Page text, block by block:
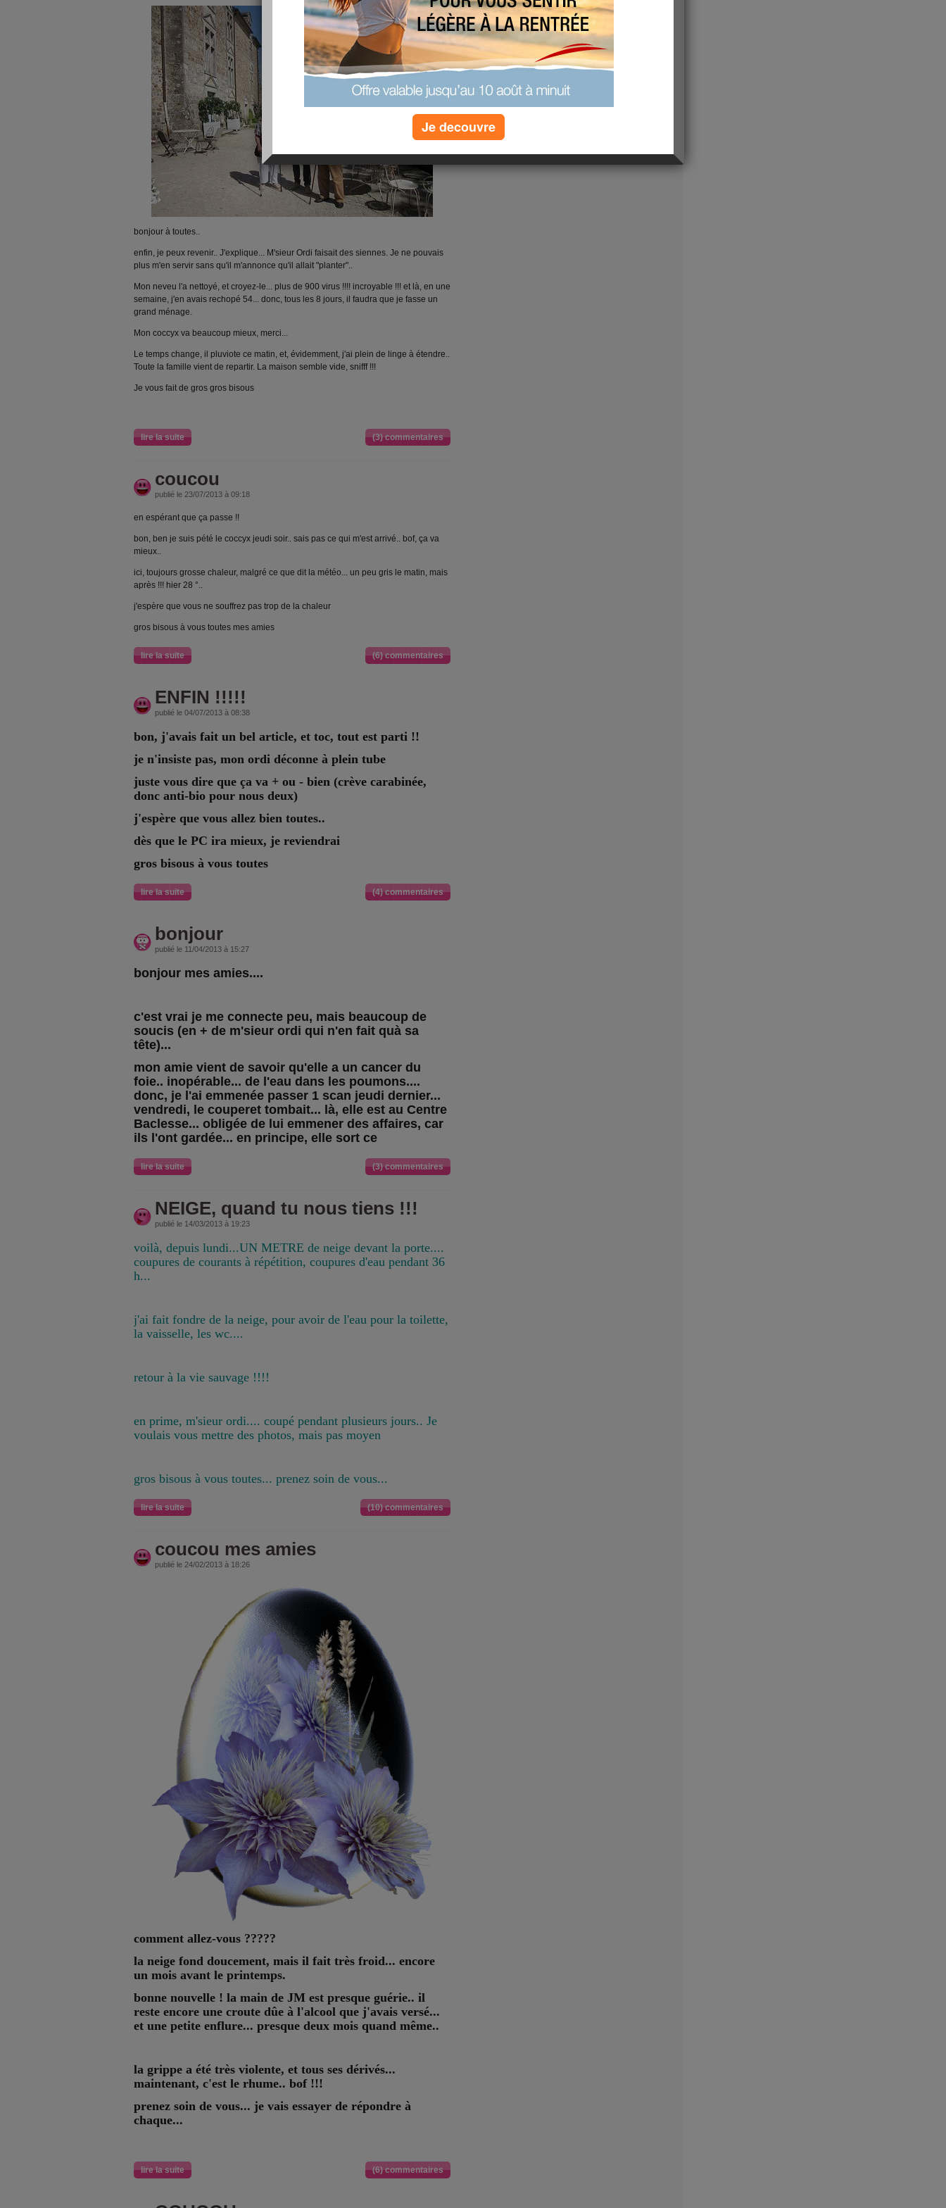
bonjour à toutes..
enfin, je peux revenir.. J'explique... M'sieur Ordi faisait des siennes. Je ne pouvais
plus m'en servir sans qu'il m'annonce qu'il allait "planter"..
Mon neveu l'a nettoyé, et croyez-le... plus de 900 virus !!!! incroyable !!! et là, en une
semaine, j'en avais rechopé 54... donc, tous les 8 jours, il faudra que je fasse un
grand ménage.
Mon coccyx va beaucoup mieux, merci...
Le temps change, il pluviote ce matin, et, évidemment, j'ai plein de linge à étendre..
Toute la famille vient de repartir. La maison semble vide, snifff !!!
Je vous fait de gros gros bisous
lire la suite (3) commentaires
coucou
publié le 23/07/2013 à 09:18
en espérant que ça passe !!
bon, ben je suis pété le coccyx jeudi soir.. sais pas ce qui m'est arrivé.. bof, ça va
mieux..
ici, toujours grosse chaleur, malgré ce que dit la météo... un peu gris le matin, mais
après !!! hier 28 °..
j'espère que vous ne souffrez pas trop de la chaleur
gros bisous à vous toutes mes amies
lire la suite (6) commentaires
ENFIN !!!!!
publié le 04/07/2013 à 08:38
bon, j'avais fait un bel article, et toc, tout est parti !!
je n'insiste pas, mon ordi déconne à plein tube
juste vous dire que ça va + ou - bien (crève carabinée,
donc anti-bio pour nous deux)
j'espère que vous allez bien toutes..
dès que le PC ira mieux, je reviendrai
gros bisous à vous toutes
lire la suite (4) commentaires
bonjour
publié le 11/04/2013 à 15:27
bonjour mes amies....
c'est vrai je me connecte peu, mais beaucoup de
soucis (en + de m'sieur ordi qui n'en fait quà sa
tête)...
mon amie vient de savoir qu'elle a un cancer du
foie.. inopérable... de l'eau dans les poumons....
donc, je l'ai emmenée passer 1 scan jeudi dernier...
vendredi, le couperet tombait... là, elle est au Centre
Baclesse... obligée de lui emmener des affaires, car
ils l'ont gardée... en principe, elle sort ce
lire la suite (3) commentaires
NEIGE, quand tu nous tiens !!!
publié le 14/03/2013 à 19:23
voilà, depuis lundi...UN METRE de neige devant la porte....
coupures de courants à répétition, coupures d'eau pendant 36
h...
j'ai fait fondre de la neige, pour avoir de l'eau pour la toilette,
la vaisselle, les wc....
retour à la vie sauvage !!!!
en prime, m'sieur ordi.... coupé pendant plusieurs jours.. Je
voulais vous mettre des photos, mais pas moyen
gros bisous à vous toutes... prenez soin de vous...
lire la suite (10) commentaires
coucou mes amies
publié le 24/02/2013 à 18:26
comment allez-vous ?????
la neige fond doucement, mais il fait très froid... encore
un mois avant le printemps.
bonne nouvelle ! la main de JM est presque guérie.. il
reste encore une croute dûe à l'alcool que j'avais versé...
et une petite enflure... presque deux mois quand même..
la grippe a été très violente, et tous ses dérivés...
maintenant, c'est le rhume.. bof !!!
prenez soin de vous... je vais essayer de répondre à
chaque...
lire la suite (6) commentaires
Je decouvre